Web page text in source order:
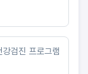
테이트’와 맞대
검진 프로그램